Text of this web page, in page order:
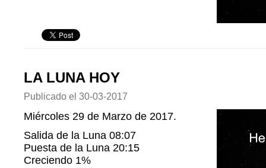
LA LUNA HOY
Publicado el 30-03-2017
Miércoles 29 de Marzo de 2017.
Salida de la Luna 08:07
Puesta de la Luna 20:15
Creciendo 1%